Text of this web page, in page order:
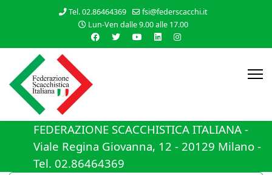
Tel. 02.86464369
fsi@federscacchi.it
Lun-Ven dalle 9.00 alle 17.00
FEDERAZIONE SCACCHISTICA ITALIANA -
Viale Regina Giovanna, 12 - 20129 Milano -
Tel. 02.86464369